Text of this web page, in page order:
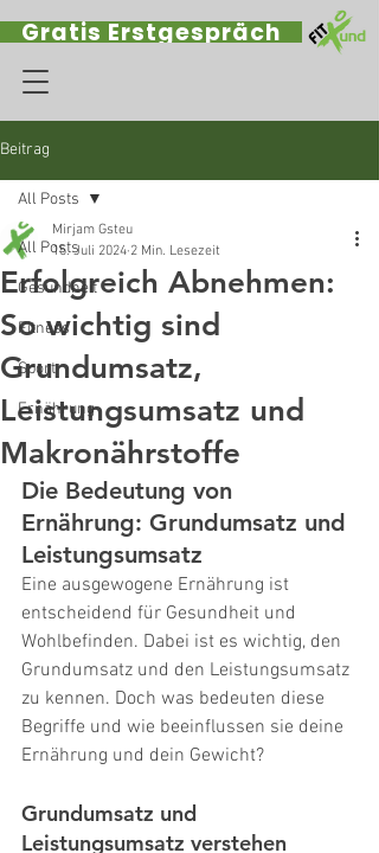
Gratis Erstgespräch
Beitrag
All Posts
Gesundheit
Fitness
Sport
Ernährung
All Posts
Erfolgreich Abnehmen:
So wichtig sind
Grundumsatz,
Leistungsumsatz und
Makronährstoffe
Mirjam Gsteu
15. Juli 2024 2 Min. Lesezeit
Die Bedeutung von
Ernährung: Grundumsatz und
Leistungsumsatz
Eine ausgewogene Ernährung ist
entscheidend für Gesundheit und
Wohlbefinden. Dabei ist es wichtig, den
Grundumsatz und den Leistungsumsatz
zu kennen. Doch was bedeuten diese
Begriffe und wie beeinflussen sie deine
Ernährung und dein Gewicht?
Grundumsatz und
Leistungsumsatz verstehen